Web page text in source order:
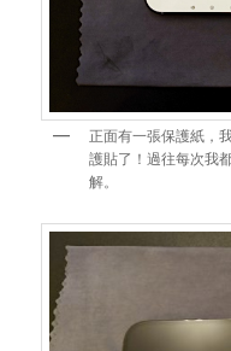
正面有一張保護紙，
護貼了！過往每次我
解。